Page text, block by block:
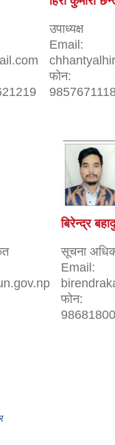
उपाध्यक्ष
Email:
फोन:
बिरेन्द्र
सूचना
Email:
फोन: